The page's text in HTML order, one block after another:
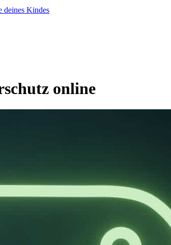
deines Kindes
online